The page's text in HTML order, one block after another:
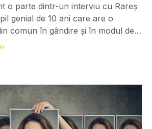
o parte dintr-un interviu cu Rareș
genial de 10 ani care are o
comun în gândire și în modul de a
dat, a spus o frază care m-a
„Mama este apa de la